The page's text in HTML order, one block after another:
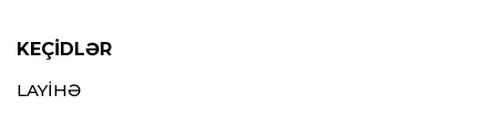
KEÇİDLƏR
LAYİHƏ